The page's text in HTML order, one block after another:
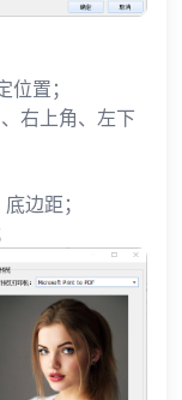
置；
右上角、左下
边距；